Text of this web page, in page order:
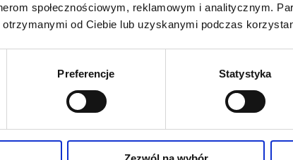
społecznościowym, reklamowym i analitycznym.
od Ciebie lub uzyskanymi podczas
Preferencje Statystyka